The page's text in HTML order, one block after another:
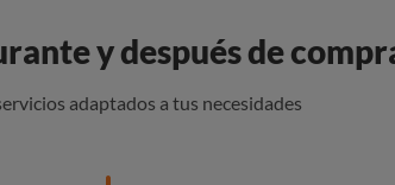
y después de
adaptados a tus necesidades